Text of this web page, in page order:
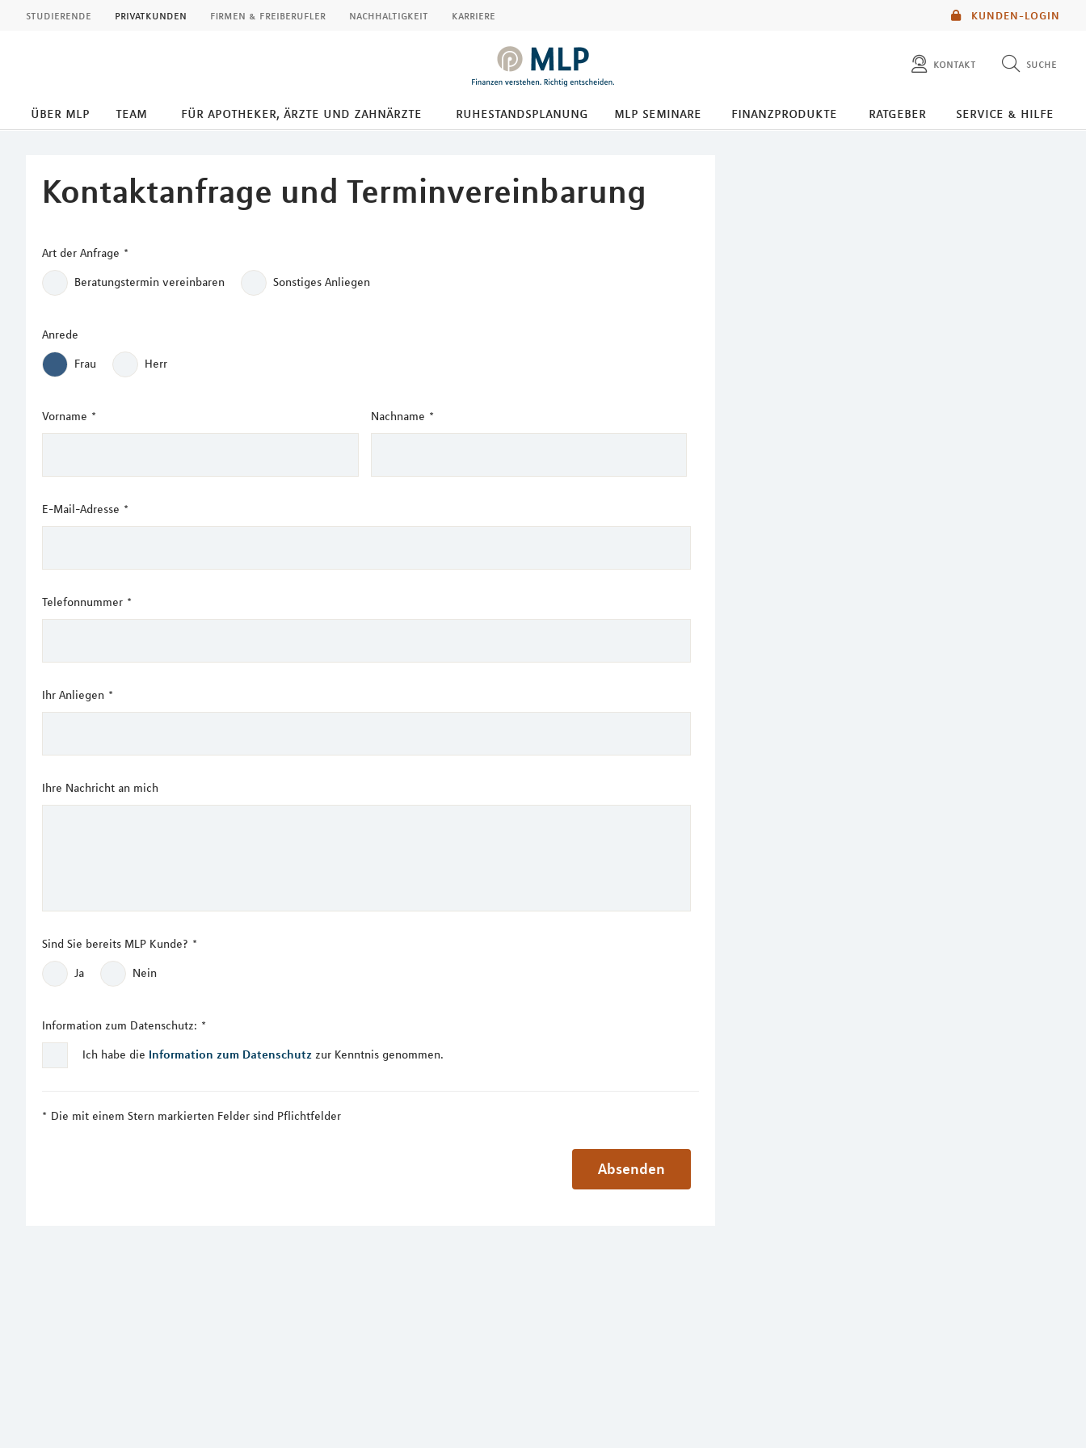
KUNDEN-LOGIN
studierende privatkunden firmen & freiberufler nachhaltigkeit karriere
kontakt suche
diese website durchsuchen
über mlp team für apotheker, ärzte und zahnärzte ruhestandsplanung mlp seminare finanzprodukte ratgeber service & hilfe
Kontaktanfrage und Terminvereinbarung
Art der Anfrage *
Beratungstermin vereinbaren
Sonstiges Anliegen
Anrede
Frau
Herr
Vorname * Nachname *
E-Mail-Adresse *
Telefonnummer *
Ihr Anliegen *
Ihre Nachricht an mich
Sind Sie bereits MLP Kunde? *
Ja
Nein
Information zum Datenschutz: *
Ich habe die Information zum Datenschutz zur Kenntnis genommen.
Die mit einem Stern markierten Felder sind Pflichtfelder